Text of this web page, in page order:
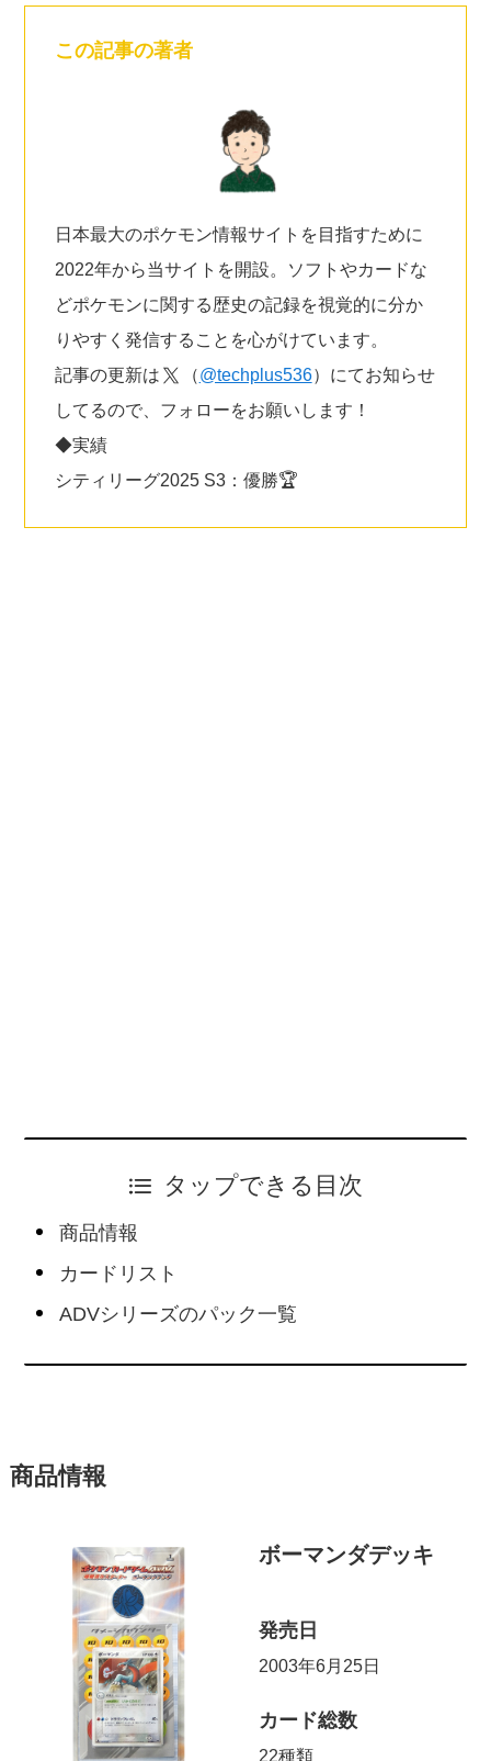
この記事の著者
日本最大のポケモン情報サイトを目指すために
2022年から当サイトを開設。ソフトやカードな
どポケモンに関する歴史の記録を視覚的に分か
りやすく発信することを心がけています。
記事の更新は
（@techplus536）にてお知らせ
してるので、フォローをお願いします！
◆実績
シティリーグ2025 S3：優勝🏆
タップできる目次
商品情報
カードリスト
ADVシリーズのパック一覧
商品情報
ボーマンダデッキ
発売日
2003年6月25日
カード総数
22種類